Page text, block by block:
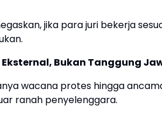
jika para juri bekerja
Bukan Tanggung
wacana protes hingga
ranah penyelenggara.